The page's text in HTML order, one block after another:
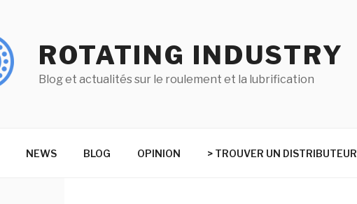
ROTATING INDUSTRY
Blog et actualités sur le roulement et la lubrification
NEWS BLOG OPINION > TROUVER UN DISTRIBUTEUR